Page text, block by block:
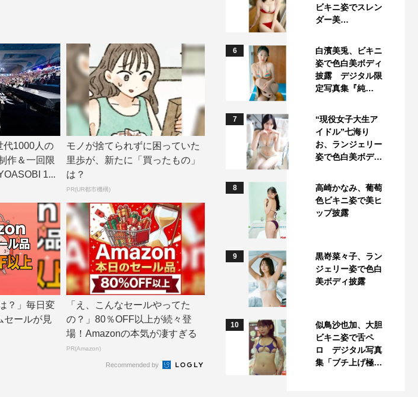
代1000人の
作＆一回限
1...
モノが捨てられずに困っていた
里歩が、新たに「買ったもの」
は？
PR(UR都市機構)
？」毎日変
セールが見
「え、こんなセールやってた
の？」80％OFF以上が続々登
場！Amazonの本気が凄すぎる
PR(Amazon)
Recommended by
ビキニ姿でスレン
ダー美…
6
白濱美兎、ビキニ
姿で色白美ボディ
披露 デジタル限
定写真集『純…
7
“現役女子大生ア
イドル”七海り
お、ランジェリー
姿で色白美ボデ…
8
高崎かなみ、葡萄
色ビキニ姿で美ヒ
ップ披露
9
黒嵜菜々子、ラン
ジェリー姿で色白
美ボディ披露
10
似鳥沙也加、大胆
ビキニ姿で舌ペ
ロ デジタル写真
集「ブチ上げ極…